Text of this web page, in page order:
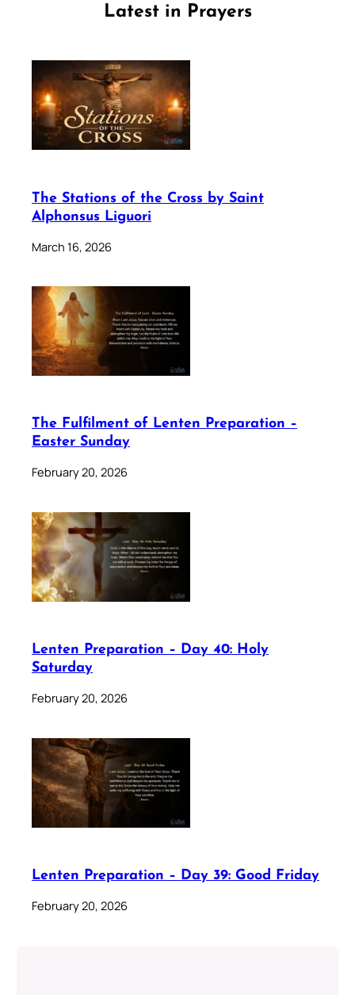
Latest in Prayers
The Stations of the Cross by Saint
Alphonsus Liguori
March 16, 2026
The Fulfilment of Lenten Preparation –
Easter Sunday
February 20, 2026
Lenten Preparation – Day 40: Holy
Saturday
February 20, 2026
Lenten Preparation – Day 39: Good Friday
February 20, 2026